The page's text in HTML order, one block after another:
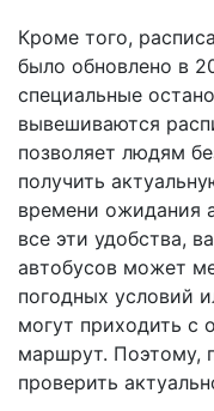
Кроме того,
было обновлено в
специальные
вывешиваются
позволяет людям
получить
времени ожидания
все эти удобства,
автобусов может
погодных условий
могут приходить с
маршрут. Поэтому,
проверить